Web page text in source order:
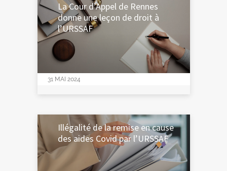
31 MAI 2024
La Cour d’Appel de Rennes
donne une leçon de droit à
l’URSSAF
Illégalité de la remise en cause
des aides Covid par l’URSSAF